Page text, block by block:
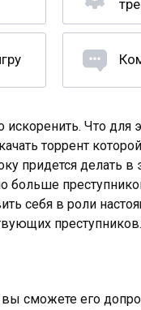
Что для
торрент
придется делать в
больше
себя в роли
преступников.
сможете его